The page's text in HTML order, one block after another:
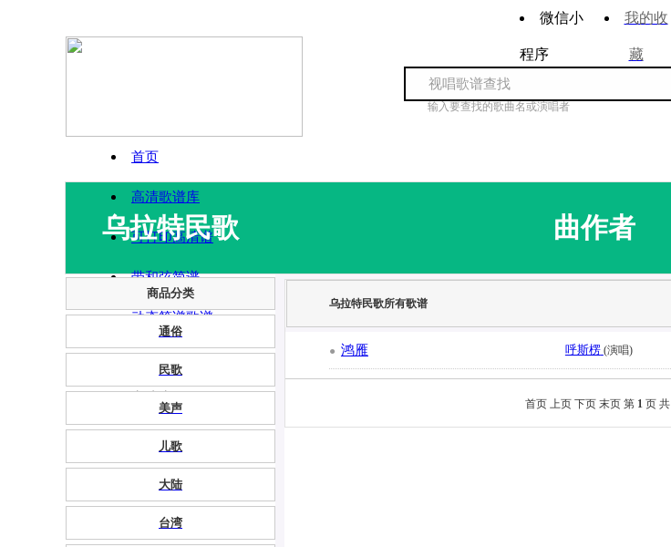
微信小
程序
我的收
藏
输入要查找的歌曲名或演唱者
首页
高清歌谱库
可打印高清谱
带和弦简谱
动态简谱歌谱
乌拉特民歌 曲作者
商品分类
通俗
民歌
美声
儿歌
大陆
台湾
乌拉特民歌所有歌谱
● 鸿雁 呼斯楞 (演唱)
首页 上页 下页 末页第 1 页 共